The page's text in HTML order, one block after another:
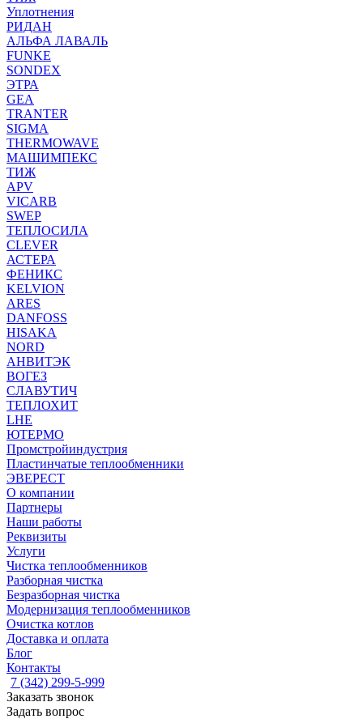
Уплотнения
РИДАН
АЛЬФА ЛАВАЛЬ
FUNKE
SONDEX
ЭТРА
GEA
TRANTER
SIGMA
THERMOWAVE
МАШИМПЕКС
ТИЖ
APV
VICARB
SWEP
ТЕПЛОСИЛА
CLEVER
АСТЕРА
ФЕНИКС
KELVION
ARES
DANFOSS
HISAKA
NORD
АНВИТЭК
ВОГЕЗ
СЛАВУТИЧ
ТЕПЛОХИТ
LHE
ЮТЕРМО
Промстройиндустрия
Пластинчатые теплообменники
ЭВЕРЕСТ
О компании
Партнеры
Наши работы
Реквизиты
Услуги
Чистка теплообменников
Разборная чистка
Безразборная чистка
Модернизация теплообменников
Очистка котлов
Доставка и оплата
Блог
Контакты
7 (342) 299-5-999
Заказать звонок
Задать вопрос